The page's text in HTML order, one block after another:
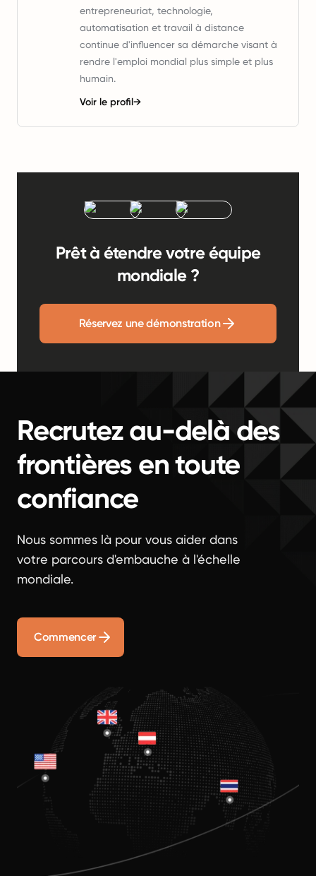
entrepreneuriat, technologie,
automatisation et travail à distance
continue d'influencer sa démarche visant à
rendre l'emploi mondial plus simple et plus
humain.
Voir le profil→
Prêt à étendre votre équipe
mondiale ?
Réservez une démonstration
Recrutez au-delà des
frontières en toute
confiance
Nous sommes là pour vous aider dans
votre parcours d'embauche à l'échelle
mondiale.
Commencer